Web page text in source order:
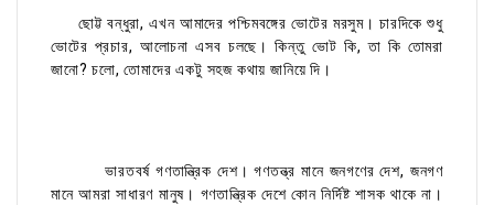
ছোট্ট বন্ধুরা, এখন আমাদের পশ্চিমবঙ্গের ভোটের মরসুম। চারদিকে শুধু
ভোটের প্রচার, আলোচনা এসব চলছে। কিন্তু ভোট কি, তা কি তোমরা
জানো? চলো, তোমাদের একটু সহজ কথায় জানিয়ে দি।
ভারতবর্ষ গণতান্ত্রিক দেশ। গণতন্ত্র মানে জনগণের দেশ, জনগণ
মানে আমরা সাধারণ মানুষ। গণতান্ত্রিক দেশে কোন নির্দিষ্ট শাসক থাকে না।